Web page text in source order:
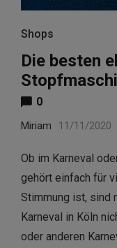
Shops
Die besten
0
Miriam 11/11/2020
Ob im Karneval
gehört einfach für
Stimmung ist, sind
Karneval in Köln
oder anderen